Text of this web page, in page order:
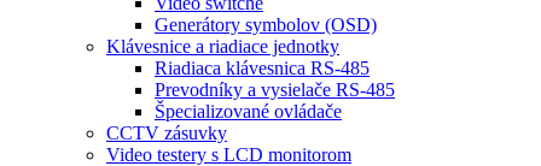
Generátory symbolov (OSD)
Klávesnice a riadiace jednotky
Riadiaca klávesnica RS-485
Prevodníky a vysielače RS-485
Špecializované ovládače
CCTV zásuvky
Video testery s LCD monitorom